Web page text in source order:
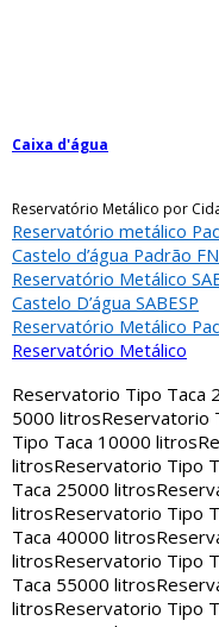
Caixa d'água
Reservatório Metálico por
Reservatório metálico
Castelo d’água Padrão
Reservatório Metálico
Castelo D’água SABESP
Reservatório Metálico
Reservatório Metálico
Reservatorio Tipo Taca
5000 litrosReservatorio
Tipo Taca 10000 litros
litrosReservatorio Tipo
Taca 25000 litros
litrosReservatorio Tipo
Taca 40000 litros
litrosReservatorio Tipo
Taca 55000 litros
litrosReservatorio Tipo